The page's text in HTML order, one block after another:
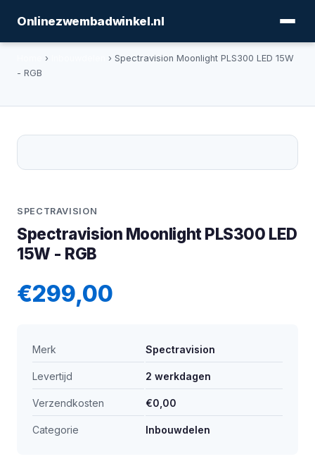
Onlinezwembadwinkel.nl
›
› Spectravision Moonlight PLS300 LED 15W
- RGB
SPECTRAVISION
Spectravision Moonlight PLS300 LED
15W - RGB
€299,00
Merk Spectravision
Levertijd 2 werkdagen
Verzendkosten €0,00
Categorie Inbouwdelen